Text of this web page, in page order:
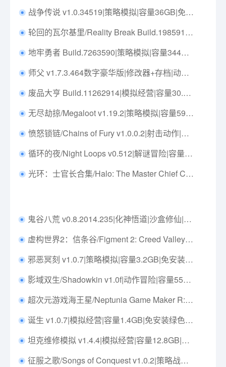
战争传说 v1.0.34519|策略模拟|容量36GB|免安装绿色中文版|支持键盘.鼠标
轮回的瓦尔基里/Reality Break Build.19859162|角色扮演|容量7G|免安装绿色中文版|支持键盘.鼠标.手柄
地牢勇者 Build.7263590|策略模拟|容量344MB|免安装绿色中文版|支持键盘.鼠标
师父 v1.7.3.464数字豪华版|修改器+存档|动作冒险|容量20GB|免安装绿色中文版|支持键盘.鼠标
废品大亨 Build.11262914|模拟经营|容量30.3GB|免安装绿色中文版|支持键盘.鼠标
无尽劫掠/Megaloot v1.19.2|策略模拟|容量592MB|免安装绿色中文版|支持键盘.鼠标
愤怒锁链/Chains of Fury v1.0.0.2|射击动作|容量1.3GB|免安装绿色中文版|支持键盘.鼠标.手柄
循环的夜/Night Loops v0.512|解谜冒险|容量2.2GB|免安装绿色中文版|支持键盘.鼠标.手柄
光环：士官长合集/Halo: The Master Chief Collection v1.3495.0.0|动作冒险|容量135.8GB|免安装绿色中文版|支持键盘.鼠标.手柄
鬼谷八荒 v0.8.2014.235|化神悟道|沙盒修仙|容量4.3GB|中文免安装|支持键盘.鼠标
虚构世界2：信条谷/Figment 2: Creed Valley v1.1.8|解谜冒险|容量1GB|免安装绿色中文版|支持键盘.鼠标.手柄
邪恶冥刻 v1.0.7|策略模拟|容量3.2GB|免安装绿色中文版|支持键盘.鼠标
影域双生/Shadowkin v1.0f|动作冒险|容量554MB|免安装绿色中文版|支持键盘.鼠标.手柄
超次元游戏海王星/Neptunia Game Maker R:Evolution Build.19819938|角色扮演|容量18.3G|免安装绿色中文版|支持键盘.鼠标.手柄
诞生 v1.0.7|模拟经营|容量1.4GB|免安装绿色中文版|支持键盘.鼠标.手柄
坦克维修模拟 v1.4.4|模拟经营|容量12.8GB|免安装绿色中文版|支持键盘.鼠标.手柄
征服之歌/Songs of Conquest v1.0.2|策略战棋|容量2.0GB|免安装绿色中文版|支持键盘.鼠标.手柄